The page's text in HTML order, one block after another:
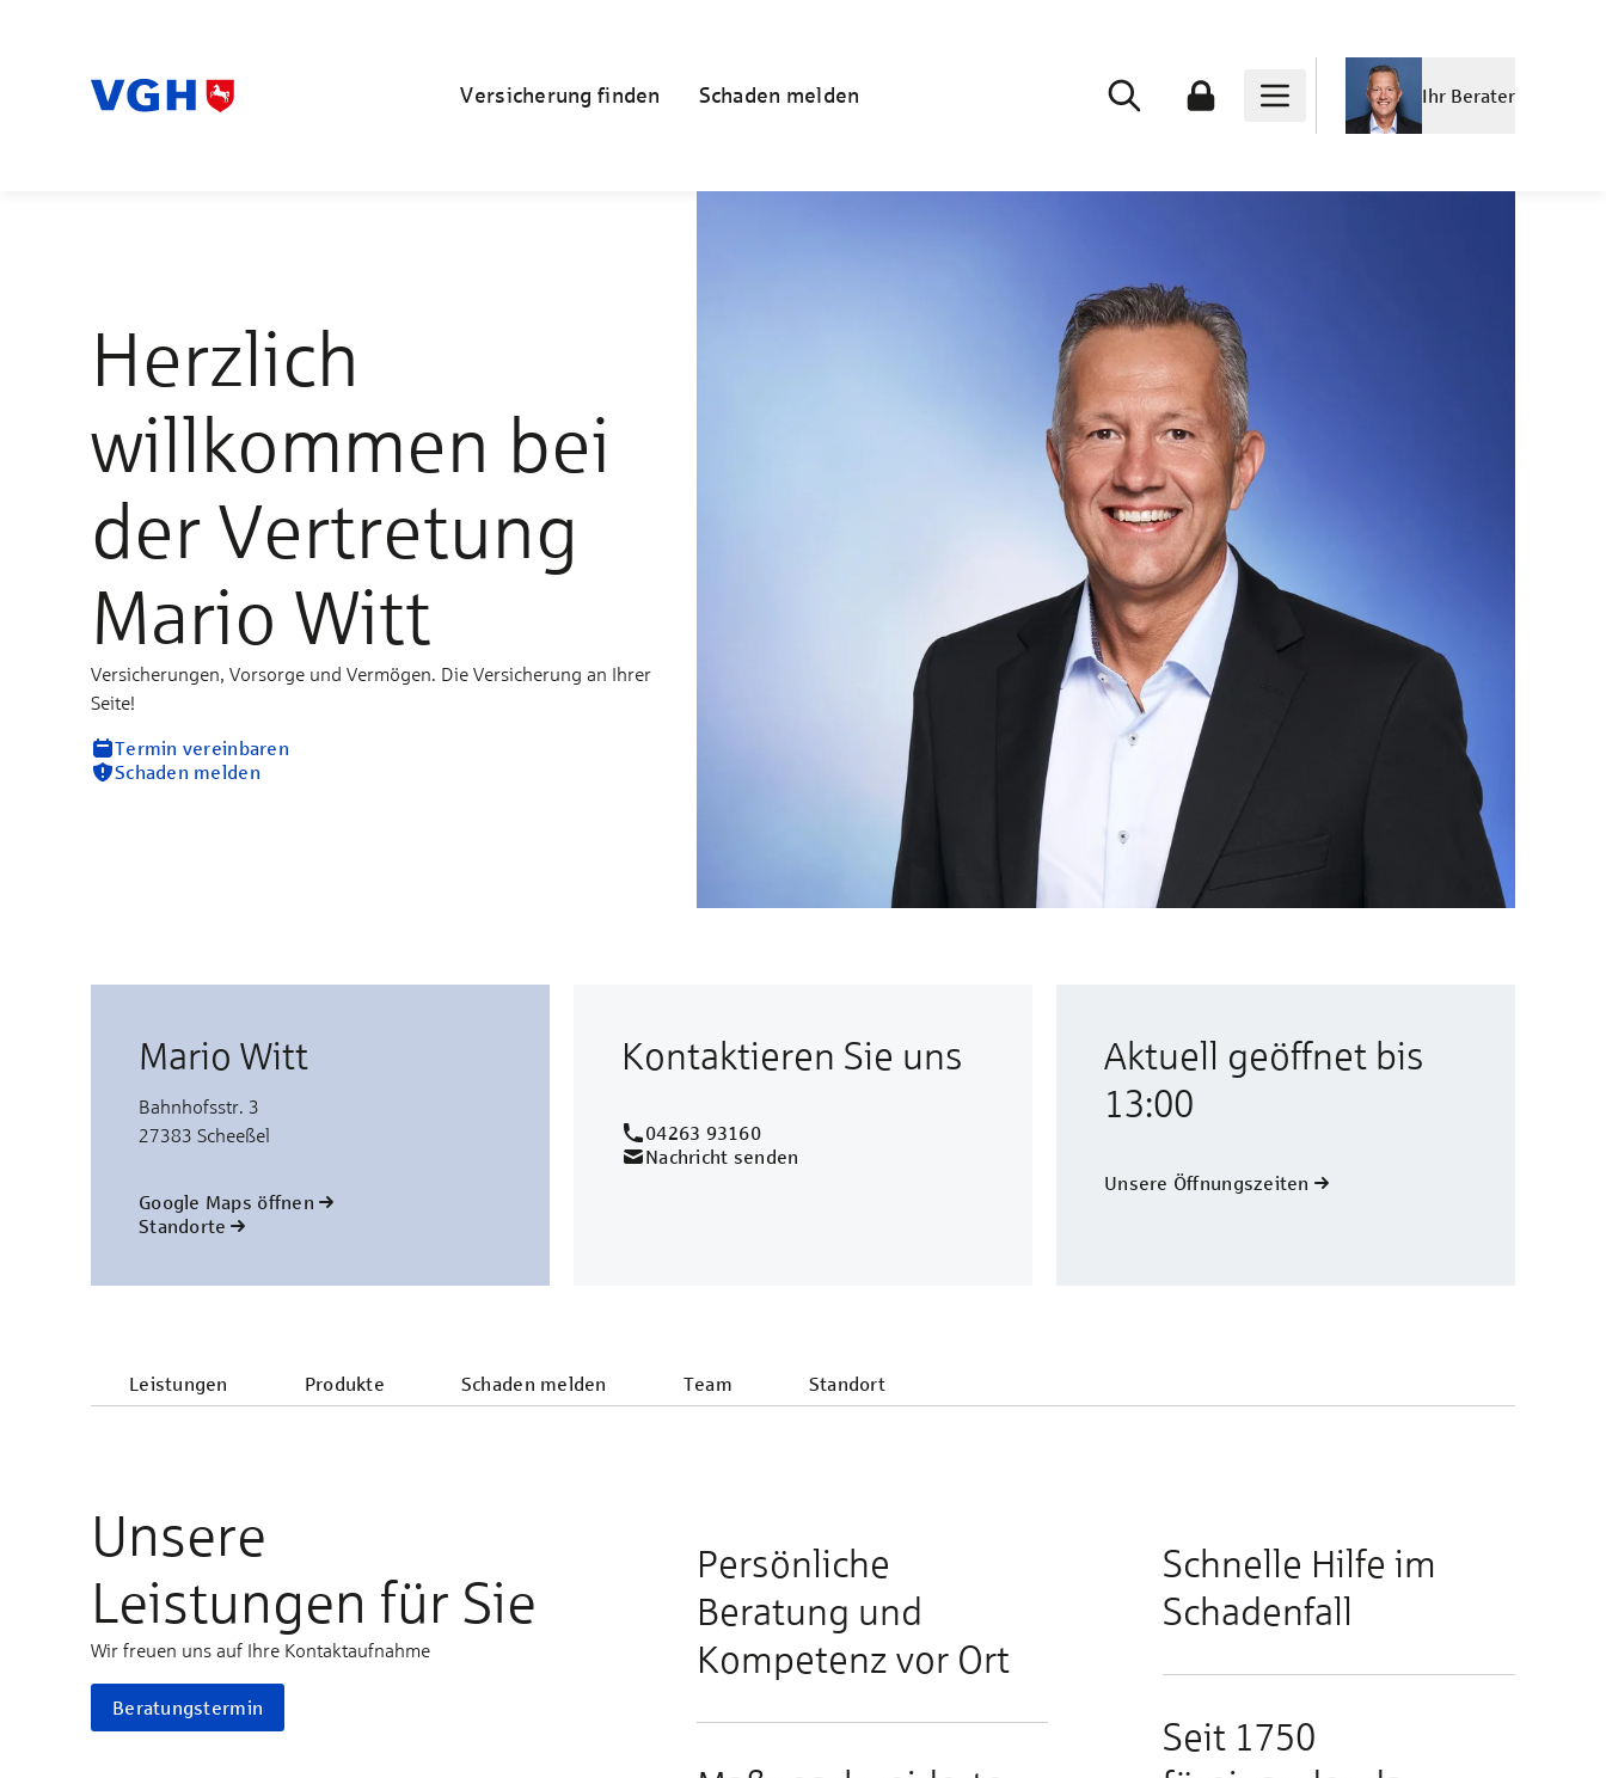
Versicherung finden Schaden melden Ihr Berater
Herzlich
willkommen bei
der Vertretung
Mario Witt
Versicherungen, Vorsorge und Vermögen. Die Versicherung an Ihrer
Seite!
Termin vereinbaren
Schaden melden
Mario Witt
Bahnhofsstr. 3
27383 Scheeßel
Google Maps öffnen
Standorte
Kontaktieren Sie uns
04263 93160
Nachricht senden
Aktuell geöffnet bis
13:00
Unsere Öffnungszeiten
Leistungen Produkte Schaden melden Team Standort
Unsere
Leistungen für Sie
Wir freuen uns auf Ihre Kontaktaufnahme
Beratungstermin
Persönliche
Beratung und
Kompetenz vor Ort
Schnelle Hilfe im
Schadenfall
Seit 1750